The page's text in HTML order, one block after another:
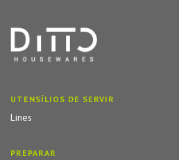
UTENSÍLIOS DE SERVIR
Lines
PREPARAR